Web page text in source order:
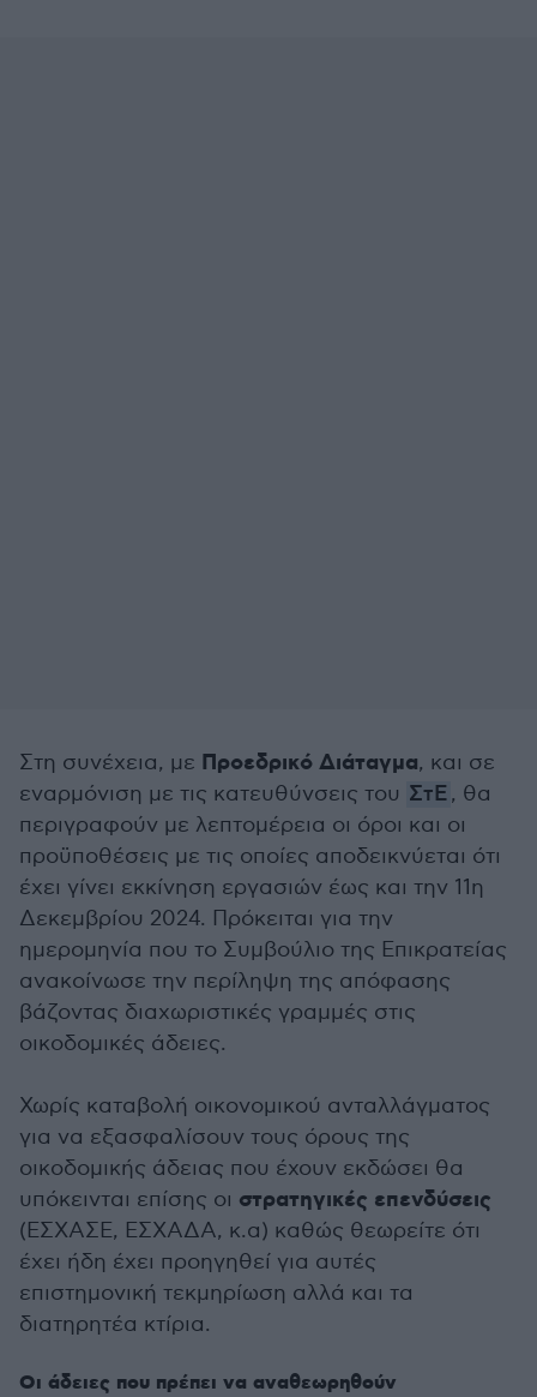
Στη συνέχεια, με Προεδρικό Διάταγμα, και σε
εναρμόνιση με τις κατευθύνσεις του ΣτΕ, θα
περιγραφούν με λεπτομέρεια οι όροι και οι
προϋποθέσεις με τις οποίες αποδεικνύεται ότι
έχει γίνει εκκίνηση εργασιών έως και την 11η
Δεκεμβρίου 2024. Πρόκειται για την
ημερομηνία που το Συμβούλιο της Επικρατείας
ανακοίνωσε την περίληψη της απόφασης
βάζοντας διαχωριστικές γραμμές στις
οικοδομικές άδειες.
Χωρίς καταβολή οικονομικού ανταλλάγματος
για να εξασφαλίσουν τους όρους της
οικοδομικής άδειας που έχουν εκδώσει θα
υπόκεινται επίσης οι στρατηγικές επενδύσεις
(ΕΣΧΑΣΕ, ΕΣΧΑΔΑ, κ.α) καθώς θεωρείτε ότι
έχει ήδη έχει προηγηθεί για αυτές
επιστημονική τεκμηρίωση αλλά και τα
διατηρητέα κτίρια.
Οι άδειες που πρέπει να αναθεωρηθούν